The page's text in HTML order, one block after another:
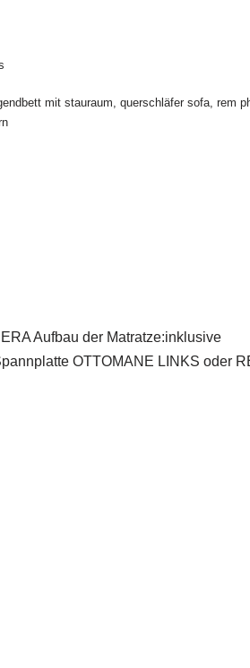
mit stauraum, querschläfer sofa, rem
Aufbau der Matratze:inklusive
OTTOMANE LINKS oder